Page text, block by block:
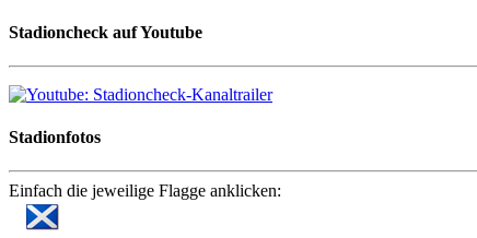
Stadioncheck auf Youtube
Stadionfotos
Einfach die jeweilige Flagge anklicken: